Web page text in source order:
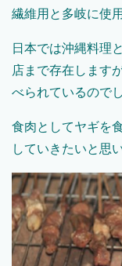
繊維用と多岐に使
日本では沖縄料理
店まで存在します
べられているので
食肉としてヤギを
していきたいと思